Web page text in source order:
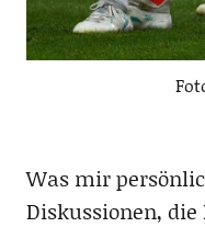
Was mir
Diskussionen,